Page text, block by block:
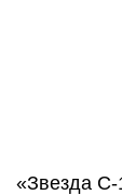
«Звезда С-